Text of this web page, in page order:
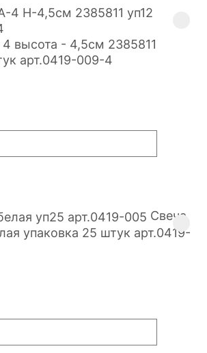
высота - 4,5см 2385811
арт.0419-009-4
Свеча
упаковка 25 штук арт.0419-